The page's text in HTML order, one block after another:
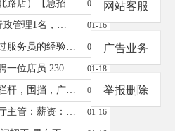
招聘恒天地产桥东区（辛庄北路店）【急招房产销售】底薪2500➕高提成，有无经验均可23-45周，带薪团建➕高额奖励，可租房可卖房可卖新房。综合薪资4K-20K有底薪有人带，市场回暖，此时不来更待何时。联系人李经理☎️15631174430 聘 01-16
招聘 【庆宁燃气】招聘 ：行政管理1名，要求大专以上学历，有销售管理经验者优先（半年以后交五险）工资4500～6000元。另招厢货司机1名，工资4500~5000元。联系电话：15833715653 聘 01-16
求寒假工，女已满18，有干过服务员的经验，目前已经放假可以立刻上岗，能干到正月十五后，电话18531902747 01-18
麒麟郡北门美宜佳便利店招聘一位店员 2300➕200全勤，早七到下午三点，三点到晚十一点，倒班制，17340922616 01-18
专业，焊马登，止水钢板，栏杆，围挡，广告安装，楼顶发光大字，工地大门。彩钢厂房，棚院子，货架，隔层19746997059 01-16
招聘大芊金火锅串串招聘前厅主管：薪资：5000-6500后厨主管：薪资：5000—6500服务员：薪资：3200-4500后厨切配，穿签人员：薪资：3200-4500福利：包吃住+每月带薪休假3天+工龄工资+每月员工聚餐+生日福利。内部福利。地址：天乐城店电话:15233195555 永辉店电话:18703198006 聘 01-16
网站客服
广告业务
举报删除